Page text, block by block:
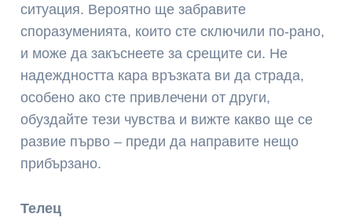
ситуация. Вероятно ще забравите
споразуменията, които сте сключили по-рано,
и може да закъснеете за срещите си. Не
надеждността кара връзката ви да страда,
особено ако сте привлечени от други,
обуздайте тези чувства и вижте какво ще се
развие първо – преди да направите нещо
прибързано.
Телец